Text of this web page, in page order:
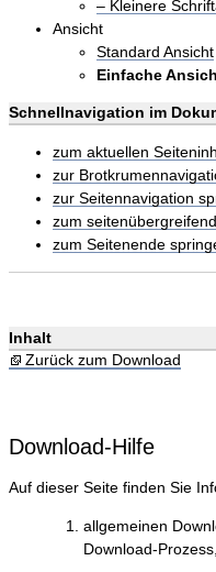
– Kleinere
Ansicht
Standard Ansicht
Einfache
Schnellnavigation im
zum aktuellen
zur
zur Seitennavigation
zum
zum Seitenende
Inhalt
Zurück zum Download
Download-Hilfe
Auf dieser Seite finden Sie
allgemeinen
Download-Prozess,